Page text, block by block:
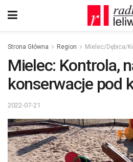
Strona Główna Region Mielec/Dębica/
Mielec: Kontrola,
konserwacje pod
2022-07-21